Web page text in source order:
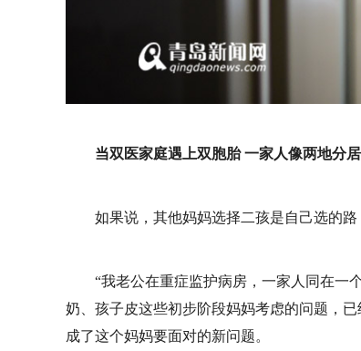
当双医家庭遇上双胞胎 一家人像两地分居
如果说，其他妈妈选择二孩是自己选的
“我老公在重症监护病房，一家人同在一
奶、孩子皮这些初步阶段妈妈考虑的问题，
成了这个妈妈要面对的新问题。